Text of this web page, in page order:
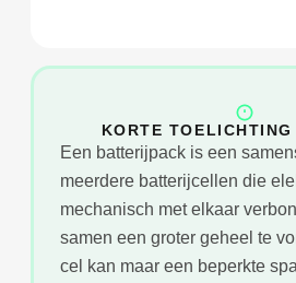
KORTE
Een batterijpack is een
meerdere batterijcellen die
mechanisch met elkaar
samen een groter geheel te
cel kan maar een beperkte